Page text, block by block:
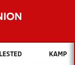
vil du søge efter?
KAMP